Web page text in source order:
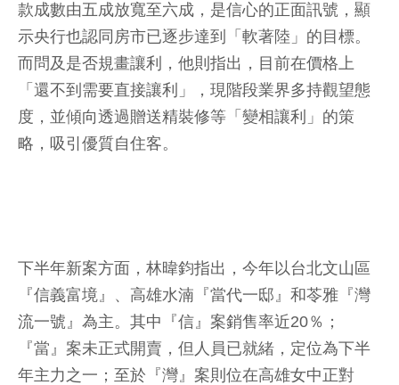
款成數由五成放寬至六成，是信心的正面訊號，顯
示央行也認同房市已逐步達到「軟著陸」的目標。
而問及是否規畫讓利，他則指出，目前在價格上
「還不到需要直接讓利」，現階段業界多持觀望態
度，並傾向透過贈送精裝修等「變相讓利」的策
略，吸引優質自住客。
下半年新案方面，林暐鈞指出，今年以台北文山區
『信義富境』、高雄水湳『當代一邸』和苓雅『灣
流一號』為主。其中『信』案銷售率近20％；
『當』案未正式開賣，但人員已就緒，定位為下半
年主力之一；至於『灣』案則位在高雄女中正對